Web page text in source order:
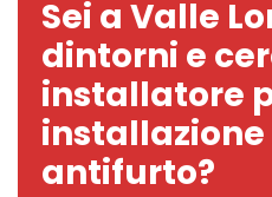
Sei a Valle
dintorni e
installatore
antifurto?